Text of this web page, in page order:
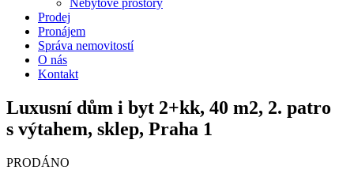
Prodej
Pronájem
Správa nemovitostí
O nás
Kontakt
Luxusní dům i byt 2+kk, 40 m2, 2. patro
s výtahem, sklep, Praha 1
PRODÁNO